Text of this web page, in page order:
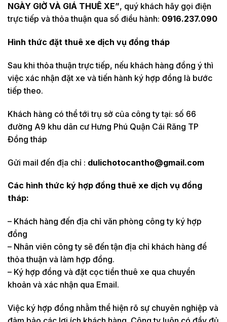
NGÀY GIỜ VÀ GIÁ THUÊ XE”, quý khách hãy gọi điện
trực tiếp và thỏa thuận qua số điều hành: 0916.237.090
Hình thức đặt thuê xe dịch vụ đồng tháp
Sau khi thỏa thuận trực tiếp, nếu khách hàng đồng ý thì
việc xác nhận đặt xe và tiến hành ký hợp đồng là bước
tiếp theo.
Khách hàng có thể tới trụ sở của công ty tại: số 66
đường A9 khu dân cư Hưng Phú Quận Cái Răng TP
Đồng tháp
Gửi mail đến địa chỉ : dulichotocantho@gmail.com
Các hình thức ký hợp đồng thuê xe dịch vụ đồng
tháp:
– Khách hàng đến địa chỉ văn phòng công ty ký hợp
đồng
– Nhân viên công ty sẽ đến tận địa chỉ khách hàng để
thỏa thuận và làm hợp đồng.
– Ký hợp đồng và đặt cọc tiền thuê xe qua chuyển
khoản và xác nhận qua Email.
Việc ký hợp đồng nhằm thể hiện rõ sự chuyên nghiệp và